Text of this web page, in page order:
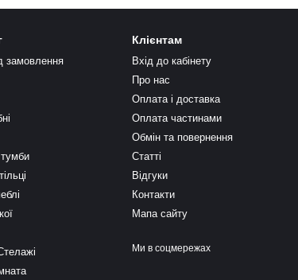
замовлення
Клієнтам
Вхід до кабінету
Про нас
Оплата і доставка
Оплата частинами
Обмін та повернення
Статті
Відгуки
Контакти
Мапа сайту
Ми в соцмережах